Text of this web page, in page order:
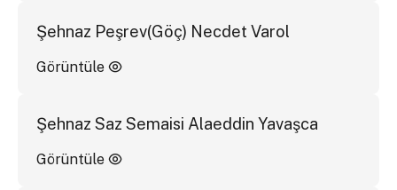
Şehnaz Peşrev(Göç) Necdet Varol
Görüntüle
Şehnaz Saz Semaisi Alaeddin Yavaşca
Görüntüle